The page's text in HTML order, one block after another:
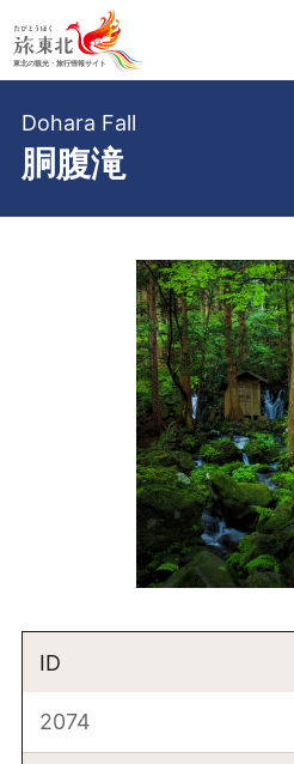
胴腹滝
Dohara Fall
ID
2074